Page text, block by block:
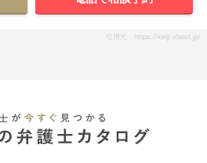
引用元：https://keiji.vbest.jp/